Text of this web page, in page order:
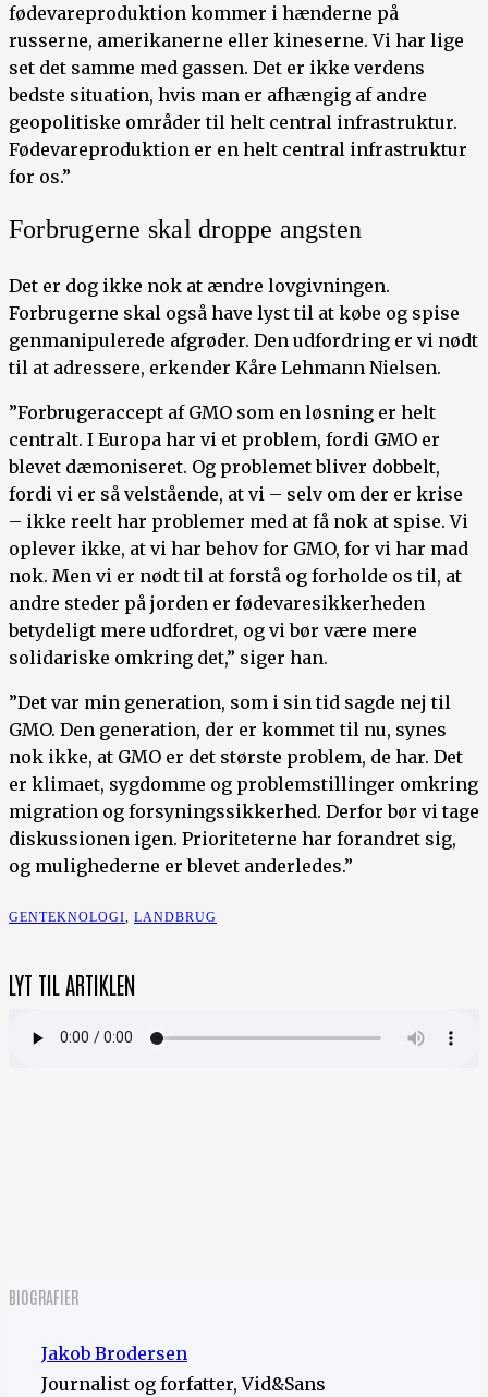
fødevareproduktion kommer i hænderne på
russerne, amerikanerne eller kineserne. Vi har lige
set det samme med gassen. Det er ikke verdens
bedste situation, hvis man er afhængig af andre
geopolitiske områder til helt central infrastruktur.
Fødevareproduktion er en helt central infrastruktur
for os.”
Forbrugerne skal droppe angsten
Det er dog ikke nok at ændre lovgivningen.
Forbrugerne skal også have lyst til at købe og spise
genmanipulerede afgrøder. Den udfordring er vi nødt
til at adressere, erkender Kåre Lehmann Nielsen.
”Forbrugeraccept af GMO som en løsning er helt
centralt. I Europa har vi et problem, fordi GMO er
blevet dæmoniseret. Og problemet bliver dobbelt,
fordi vi er så velstående, at vi – selv om der er krise
– ikke reelt har problemer med at få nok at spise. Vi
oplever ikke, at vi har behov for GMO, for vi har mad
nok. Men vi er nødt til at forstå og forholde os til, at
andre steder på jorden er fødevaresikkerheden
betydeligt mere udfordret, og vi bør være mere
solidariske omkring det,” siger han.
”Det var min generation, som i sin tid sagde nej til
GMO. Den generation, der er kommet til nu, synes
nok ikke, at GMO er det største problem, de har. Det
er klimaet, sygdomme og problemstillinger omkring
migration og forsyningssikkerhed. Derfor bør vi tage
diskussionen igen. Prioriteterne har forandret sig,
og mulighederne er blevet anderledes.”
GENTEKNOLOGI, LANDBRUG
LYT TIL ARTIKLEN
BIOGRAFIER
Jakob Brodersen
Journalist og forfatter, Vid&Sans